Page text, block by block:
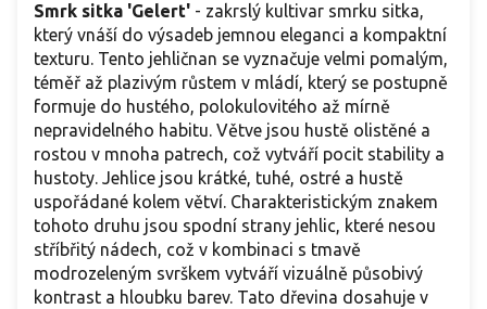
dvoubarevné jehlice, díky nimž koruna působí jemně
stříbřitým dojmem po celý rok. Na jaře občas vytváří drobné
světle hnědé šišky a dobře se kombinuje s vřesy, zakrslými
borovicemi či travinami.
Smrk sitka 'Gelert' - zakrslý kultivar smrku sitka,
který vnáší do výsadeb jemnou eleganci a kompaktní
texturu. Tento jehličnan se vyznačuje velmi pomalým,
téměř až plazivým růstem v mládí, který se postupně
formuje do hustého, polokulovitého až mírně
nepravidelného habitu. Větve jsou hustě olistěné a
rostou v mnoha patrech, což vytváří pocit stability a
hustoty. Jehlice jsou krátké, tuhé, ostré a hustě
uspořádané kolem větví. Charakteristickým znakem
tohoto druhu jsou spodní strany jehlic, které nesou
stříbřitý nádech, což v kombinaci s tmavě
modrozeleným svrškem vytváří vizuálně působivý
kontrast a hloubku barev. Tato dřevina dosahuje v